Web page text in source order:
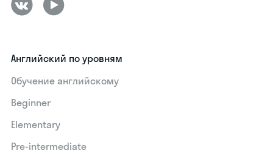
Английский по уровням
Обучение английскому
Beginner
Elementary
Pre-intermediate